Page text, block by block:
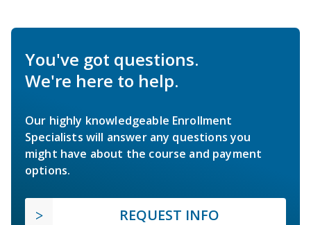
You've got questions.
We're here to help.
Our highly knowledgeable Enrollment
Specialists will answer any questions you
might have about the course and payment
options.
REQUEST INFO